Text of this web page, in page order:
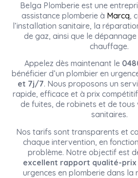
Belga Plomberie est une
assistance plomberie à Marcq,
l’installation sanitaire, la
de gaz, ainsi que le
chauffage.
Appelez dès maintenant le
bénéficier d’un plombier en
et 7j/7. Nous proposons un
rapide, efficace et à prix
de fuites, de robinets et de tous
sanitaires.
Nos tarifs sont transparents et
chaque intervention, en
problème. Notre objectif est
excellent rapport qualité-prix
urgences en plomberie dans la